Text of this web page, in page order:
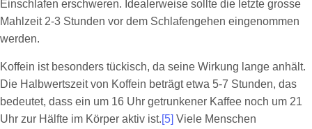
Einschlafen erschweren. Idealerweise sollte die letzte grosse
Mahlzeit 2-3 Stunden vor dem Schlafengehen eingenommen
werden.
Koffein ist besonders tückisch, da seine Wirkung lange anhält.
Die Halbwertszeit von Koffein beträgt etwa 5-7 Stunden, das
bedeutet, dass ein um 16 Uhr getrunkener Kaffee noch um 21
Uhr zur Hälfte im Körper aktiv ist.[5] Viele Menschen